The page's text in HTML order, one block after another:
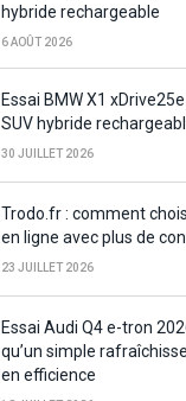
hybride rechargeable
6 AOÛT 2026
Essai BMW X1
SUV hybride
30 JUILLET 2026
Trodo.fr : comment
en ligne avec plus de
23 JUILLET 2026
Essai Audi Q4 e-tron
qu’un simple
en efficience